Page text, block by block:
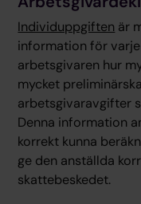
Individuppgiften är
information för
arbetsgivaren hur
mycket
arbetsgivaravgifter
Denna information
korrekt kunna
ge den anställda
skattebeskedet.